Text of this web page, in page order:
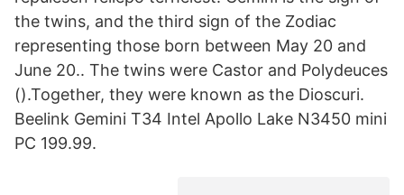
the twins, and the third sign of the Zodiac
representing those born between May 20 and
June 20.. The twins were Castor and Polydeuces
().Together, they were known as the Dioscuri.
Beelink Gemini T34 Intel Apollo Lake N3450 mini
PC 199.99.